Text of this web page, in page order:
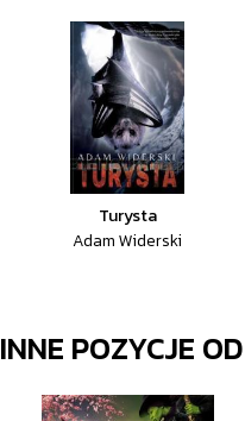
Turysta
Adam Widerski
INNE POZYCJE OD